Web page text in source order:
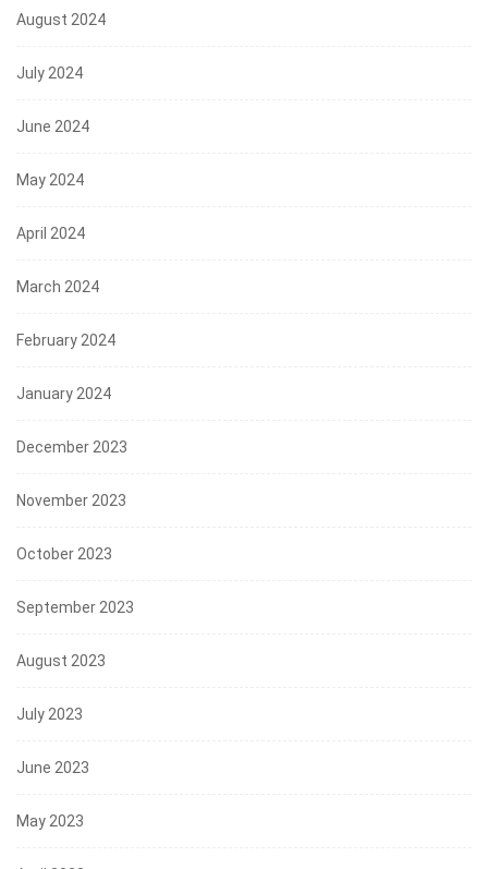
August 2024
July 2024
June 2024
May 2024
April 2024
March 2024
February 2024
January 2024
December 2023
November 2023
October 2023
September 2023
August 2023
July 2023
June 2023
May 2023